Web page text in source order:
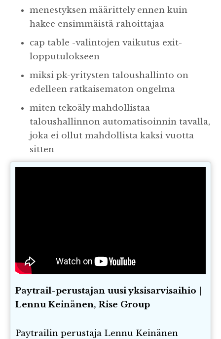
menestyksen määrittely ennen kuin
hakee ensimmäistä rahoittajaa
cap table -valintojen vaikutus exit-
lopputulokseen
miksi pk-yritysten taloushallinto on
edelleen ratkaisematon ongelma
miten tekoäly mahdollistaa
taloushallinnon automatisoinnin tavalla,
joka ei ollut mahdollista kaksi vuotta
sitten
Paytrail-perustajan uusi yksisarvisaihio |
Lennu Keinänen, Rise Group
Paytrailin perustaja Lennu Keinänen